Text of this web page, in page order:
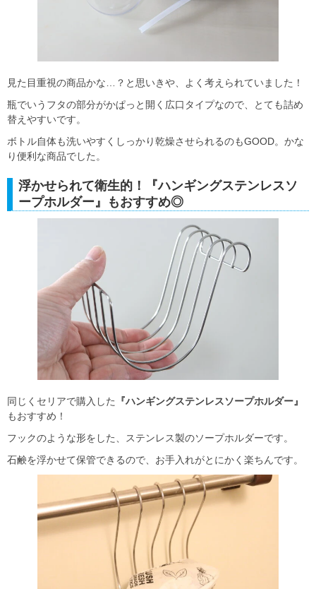
見た目重視の商品かな…？と思いきや、よく考えられていました！
瓶でいうフタの部分がかぱっと開く広口タイプなので、とても詰め
替えやすいです。
ボトル自体も洗いやすくしっかり乾燥させられるのもGOOD。かな
り便利な商品でした。
浮かせられて衛生的！『ハンギングステンレスソ
ープホルダー』もおすすめ◎
同じくセリアで購入した
『ハンギングステンレスソープホルダー』
もおすすめ！
フックのような形をした、ステンレス製のソープホルダーです。
石鹸を浮かせて保管できるので、お手入れがとにかく楽ちんです。